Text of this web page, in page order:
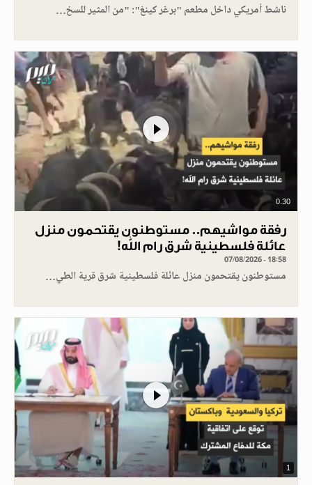
ناشط أمريكي داخل مطعم "برغر كينغ": "من المثير للسخ…
0.30
رفقة مواشيهم.. مستوطنون يقتحمون منزل
عائلة فلسطينية شرق رام الله!
07/08/2026 - 18:58
مستوطنون يقتحمون منزل عائلة فلسطينية شرق قرية الطي…
1